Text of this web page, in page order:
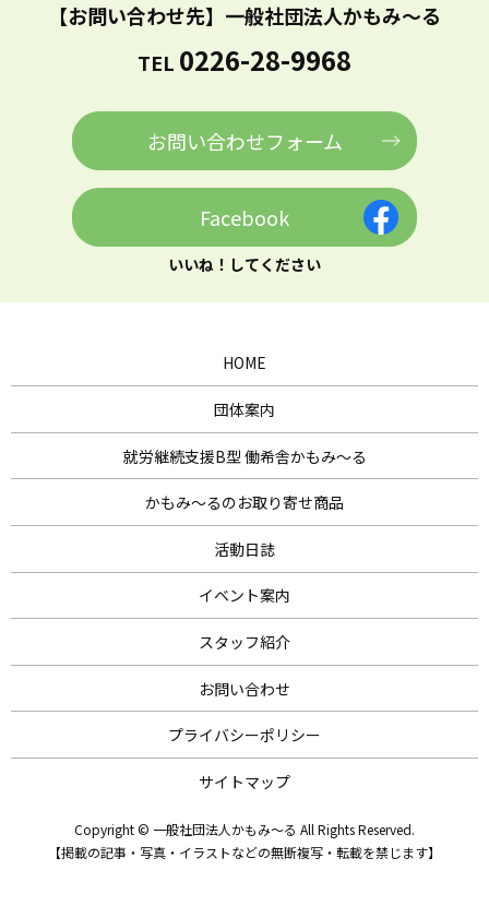
【お問い合わせ先】 一般社団法人かもみ～る
TEL 0226-28-9968
お問い合わせフォーム
Facebook
いいね！してください
HOME
団体案内
就労継続支援B型 働希舎かもみ～る
かもみ～るのお取り寄せ商品
活動日誌
イベント案内
スタッフ紹介
お問い合わせ
プライバシーポリシー
サイトマップ
Copyright © 一般社団法人かもみ～る All Rights Reserved.
【掲載の記事・写真・イラストなどの無断複写・転載を禁じます】